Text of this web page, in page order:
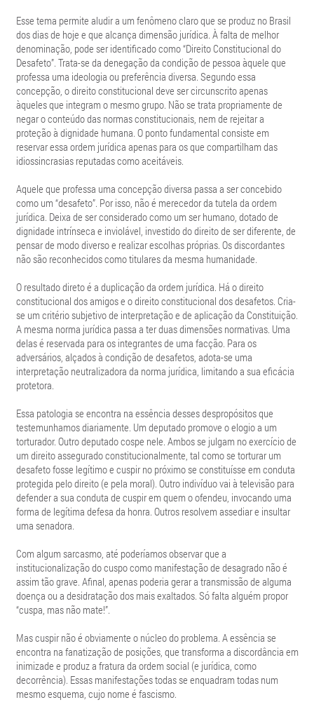
Esse tema permite aludir a um fenômeno claro que se produz no Brasil
dos dias de hoje e que alcança dimensão jurídica. À falta de melhor
denominação, pode ser identificado como “Direito Constitucional do
Desafeto”. Trata-se da denegação da condição de pessoa àquele que
professa uma ideologia ou preferência diversa. Segundo essa
concepção, o direito constitucional deve ser circunscrito apenas
àqueles que integram o mesmo grupo. Não se trata propriamente de
negar o conteúdo das normas constitucionais, nem de rejeitar a
proteção à dignidade humana. O ponto fundamental consiste em
reservar essa ordem jurídica apenas para os que compartilham das
idiossincrasias reputadas como aceitáveis.
Aquele que professa uma concepção diversa passa a ser concebido
como um “desafeto”. Por isso, não é merecedor da tutela da ordem
jurídica. Deixa de ser considerado como um ser humano, dotado de
dignidade intrínseca e inviolável, investido do direito de ser diferente, de
pensar de modo diverso e realizar escolhas próprias. Os discordantes
não são reconhecidos como titulares da mesma humanidade.
O resultado direto é a duplicação da ordem jurídica. Há o direito
constitucional dos amigos e o direito constitucional dos desafetos. Cria-
se um critério subjetivo de interpretação e de aplicação da Constituição.
A mesma norma jurídica passa a ter duas dimensões normativas. Uma
delas é reservada para os integrantes de uma facção. Para os
adversários, alçados à condição de desafetos, adota-se uma
interpretação neutralizadora da norma jurídica, limitando a sua eficácia
protetora.
Essa patologia se encontra na essência desses despropósitos que
testemunhamos diariamente. Um deputado promove o elogio a um
torturador. Outro deputado cospe nele. Ambos se julgam no exercício de
um direito assegurado constitucionalmente, tal como se torturar um
desafeto fosse legítimo e cuspir no próximo se constituísse em conduta
protegida pelo direito (e pela moral). Outro indivíduo vai à televisão para
defender a sua conduta de cuspir em quem o ofendeu, invocando uma
forma de legítima defesa da honra. Outros resolvem assediar e insultar
uma senadora.
Com algum sarcasmo, até poderíamos observar que a
institucionalização do cuspo como manifestação de desagrado não é
assim tão grave. Afinal, apenas poderia gerar a transmissão de alguma
doença ou a desidratação dos mais exaltados. Só falta alguém propor
“cuspa, mas não mate!”.
Mas cuspir não é obviamente o núcleo do problema. A essência se
encontra na fanatização de posições, que transforma a discordância em
inimizade e produz a fratura da ordem social (e jurídica, como
decorrência). Essas manifestações todas se enquadram todas num
mesmo esquema, cujo nome é fascismo.